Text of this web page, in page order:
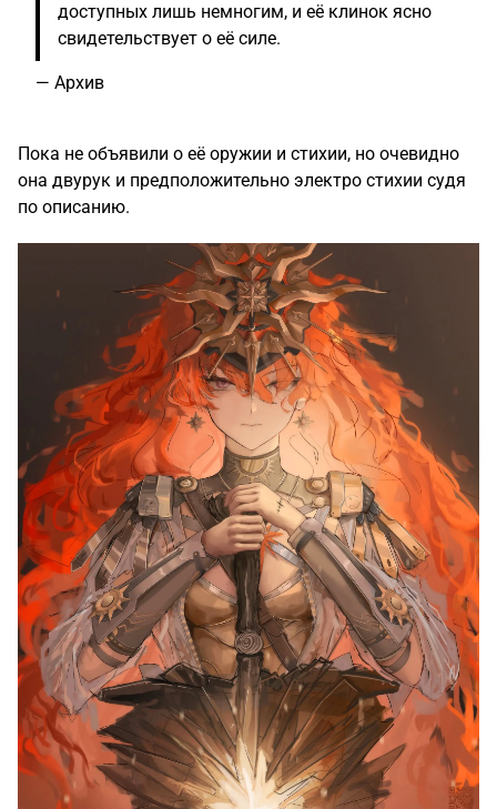
доступных лишь немногим, и её клинок ясно
свидетельствует о её силе.
— Архив
Пока не объявили о её оружии и стихии, но очевидно
она двурук и предположительно электро стихии судя
по описанию.